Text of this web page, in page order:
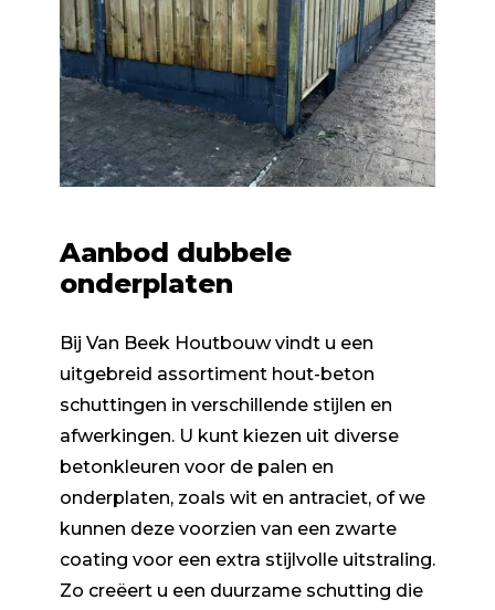
Aanbod dubbele
onderplaten
Bij Van Beek Houtbouw vindt u een
uitgebreid assortiment hout-beton
schuttingen in verschillende stijlen en
afwerkingen. U kunt kiezen uit diverse
betonkleuren voor de palen en
onderplaten, zoals wit en antraciet, of we
kunnen deze voorzien van een zwarte
coating voor een extra stijlvolle uitstraling.
Zo creëert u een duurzame schutting die